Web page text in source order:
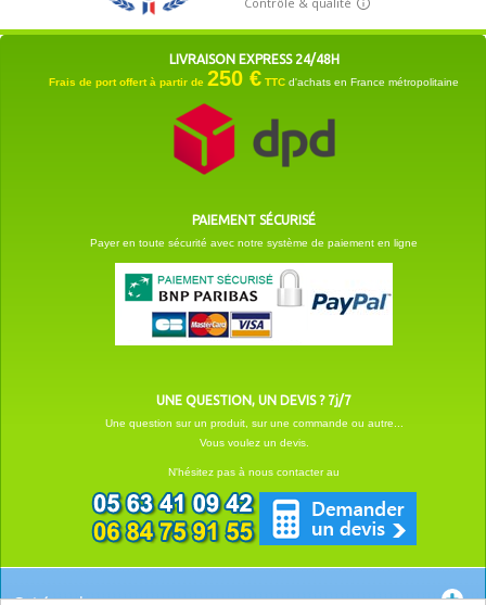
LIVRAISON EXPRESS 24/48H
Frais de port offert à partir de 250 € TTC d'achats en France métropolitaine
PAIEMENT SÉCURISÉ
Payer en toute sécurité avec notre système de paiement en ligne
UNE QUESTION, UN DEVIS ? 7j/7
Une question sur un produit, sur une commande ou autre...
Vous voulez un devis.
N'hésitez pas à nous contacter au